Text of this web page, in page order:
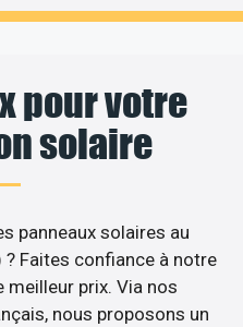
pour votre
solaire
panneaux solaires au
Faites confiance à notre
prix. Via nos
nous proposons un